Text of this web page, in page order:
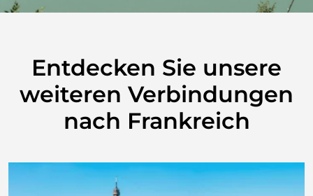
Entdecken Sie unsere
weiteren Verbindungen
nach Frankreich